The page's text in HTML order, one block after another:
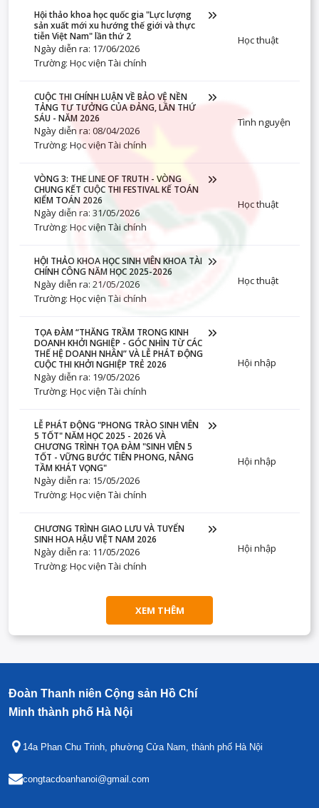
Hội thảo khoa học quốc gia "Lực lượng
sản xuất mới xu hướng thế giới và thực
tiễn Việt Nam" lần thứ 2
Ngày diễn ra: 17/06/2026
Trường: Học viện Tài chính
Học thuật
CUỘC THI CHÍNH LUẬN VỀ BẢO VỆ NỀN
TẢNG TƯ TƯỞNG CỦA ĐẢNG, LẦN THỨ
SÁU - NĂM 2026
Ngày diễn ra: 08/04/2026
Trường: Học viện Tài chính
Tình nguyện
VÒNG 3: THE LINE OF TRUTH - VÒNG
CHUNG KẾT CUỘC THI FESTIVAL KẾ TOÁN
KIỂM TOÁN 2026
Ngày diễn ra: 31/05/2026
Trường: Học viện Tài chính
Học thuật
HỘI THẢO KHOA HỌC SINH VIÊN KHOA TÀI
CHÍNH CÔNG NĂM HỌC 2025-2026
Ngày diễn ra: 21/05/2026
Trường: Học viện Tài chính
Học thuật
TỌA ĐÀM “THĂNG TRẦM TRONG KINH
DOANH KHỞI NGHIỆP - GÓC NHÌN TỪ CÁC
THẾ HỆ DOANH NHÂN” VÀ LỄ PHÁT ĐỘNG
CUỘC THI KHỞI NGHIỆP TRẺ 2026
Ngày diễn ra: 19/05/2026
Trường: Học viện Tài chính
Hội nhập
LỄ PHÁT ĐỘNG "PHONG TRÀO SINH VIÊN
5 TỐT" NĂM HỌC 2025 - 2026 VÀ
CHƯƠNG TRÌNH TỌA ĐÀM "SINH VIÊN 5
TỐT - VỮNG BƯỚC TIÊN PHONG, NÂNG
TẦM KHÁT VỌNG"
Ngày diễn ra: 15/05/2026
Trường: Học viện Tài chính
Hội nhập
CHƯƠNG TRÌNH GIAO LƯU VÀ TUYỂN
SINH HOA HẬU VIỆT NAM 2026
Ngày diễn ra: 11/05/2026
Trường: Học viện Tài chính
Hội nhập
XEM THÊM
Đoàn Thanh niên Cộng sản Hồ Chí
Minh thành phố Hà Nội
14a Phan Chu Trinh, phường Cửa Nam, thành phố Hà Nội
congtacdoanhanoi@gmail.com